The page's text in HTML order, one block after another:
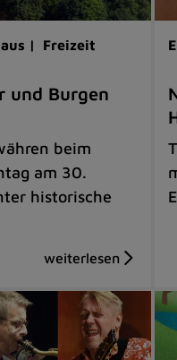
| Freizeit
und Burgen
beim
am 30.
historische